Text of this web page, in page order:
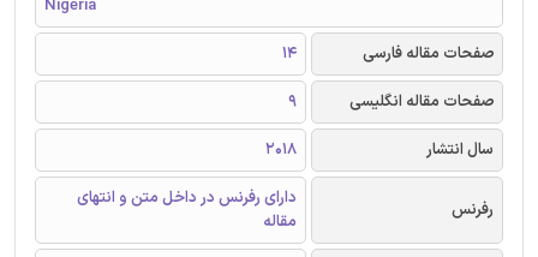
Nigeria
صفحات مقاله فارسی
14
صفحات مقاله انگلیسی
9
سال انتشار
2018
رفرنس
دارای رفرنس در داخل متن و انتهای
مقاله